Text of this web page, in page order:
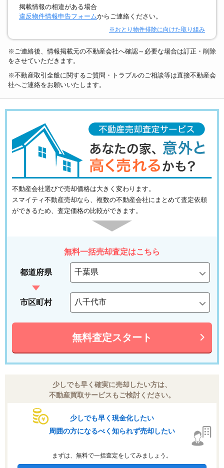
掲載情報の相違がある場合
違反物件情報申告フォームからご連絡ください。
※おとり物件排除に向けた取り組み
※ご連絡後、情報掲載元の不動産会社へ確認～必要な場合は訂正・削除
をさせていただきます。
※不動産取引全般に関するご質問・トラブルのご相談等は直接不動産会
社へご連絡をお願いいたします。
不動産会社選びで売却価格は大きく変わります。
スマイティ不動産売却なら、複数の不動産会社にまとめて査定依頼
ができるため、査定価格の比較ができます。
無料一括売却査定はこちら
都道府県
市区町村
無料査定スタート
少しでも早く確実に売却したい方は、
不動産買取サービスもご検討ください。
少しでも早く現金化したい
周囲の方になるべく知られず売却したい
まずは、無料で一括査定をしてみましょう。